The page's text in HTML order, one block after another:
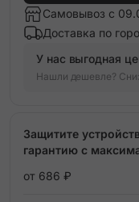
Самовывоз с
Доставка по
У нас выгодная
Нашли дешевле?
Защитите
гарантию с
от 686 ₽